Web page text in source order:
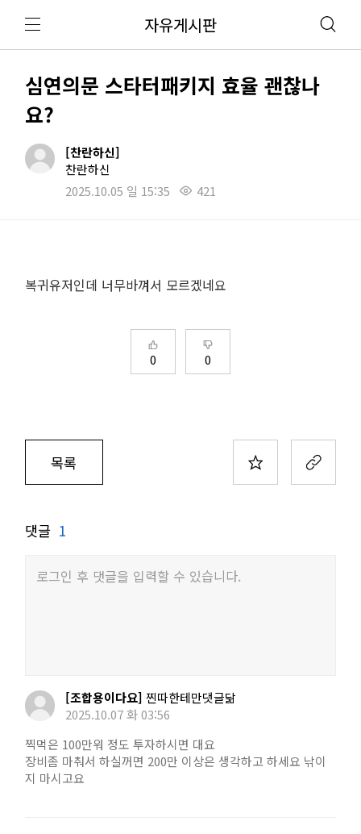
자유게시판
심연의문 스타터패키지 효율 괜찮나
요?
[찬란하신]
찬란하신
2025.10.05 일 15:35
421
복귀유저인데 너무바껴서 모르겠네요
0 0
목록
댓글 1
로그인 후 댓글을 입력할 수 있습니다.
[조합용이다요] 찐따한테만댓글닮
2025.10.07 화 03:56
찍먹은 100만워 정도 투자하시면 대요
장비좀 마춰서 하실꺼면 200만 이상은 생각하고 하세요 낚이
지 마시고요